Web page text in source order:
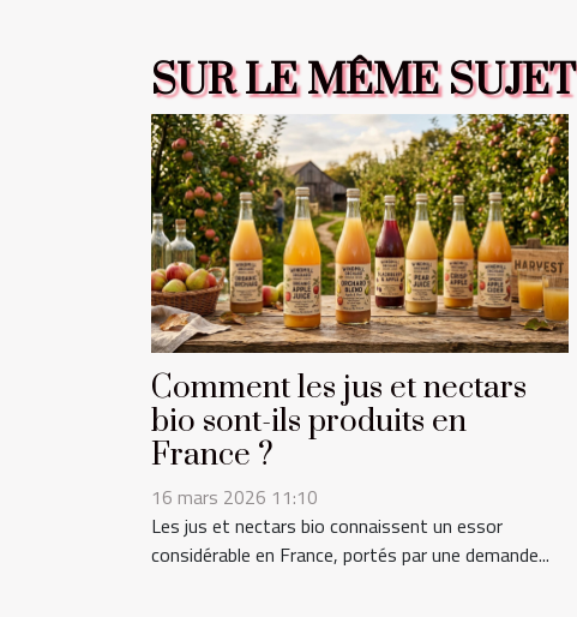
SUR LE MÊME SUJET
Comment les jus et nectars
bio sont-ils produits en
France ?
16 mars 2026 11:10
Les jus et nectars bio connaissent un essor
considérable en France, portés par une demande...